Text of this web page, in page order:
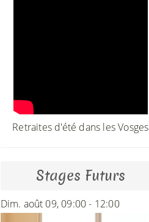
Retraites d'été dans les Vosges
Stages Futurs
Dim. août 09, 09:00 - 12:00